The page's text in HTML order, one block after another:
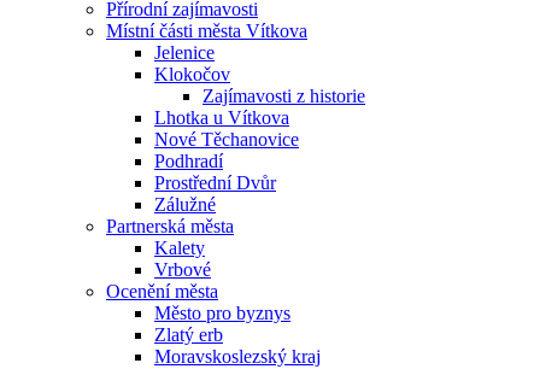
Přírodní zajímavosti
Místní části města Vítkova
Jelenice
Klokočov
Zajímavosti z historie
Lhotka u Vítkova
Nové Těchanovice
Podhradí
Prostřední Dvůr
Zálužné
Partnerská města
Kalety
Vrbové
Ocenění města
Město pro byznys
Zlatý erb
Moravskoslezský kraj